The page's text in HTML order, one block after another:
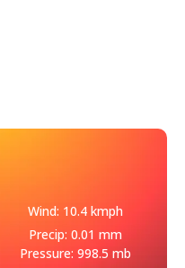
Wind: 10.4 kmph
Precip: 0.01 mm
Pressure: 998.5 mb